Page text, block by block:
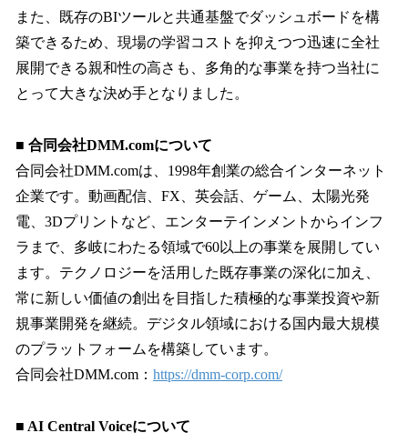
また、既存のBIツールと共通基盤でダッシュボードを構
築できるため、現場の学習コストを抑えつつ迅速に全社
展開できる親和性の高さも、多角的な事業を持つ当社に
とって大きな決め手となりました。
■ 合同会社DMM.comについて
合同会社DMM.comは、1998年創業の総合インターネット
企業です。動画配信、FX、英会話、ゲーム、太陽光発
電、3Dプリントなど、エンターテインメントからインフ
ラまで、多岐にわたる領域で60以上の事業を展開してい
ます。テクノロジーを活用した既存事業の深化に加え、
常に新しい価値の創出を目指した積極的な事業投資や新
規事業開発を継続。デジタル領域における国内最大規模
のプラットフォームを構築しています。
合同会社DMM.com： https://dmm-corp.com/
■ AI Central Voiceについて